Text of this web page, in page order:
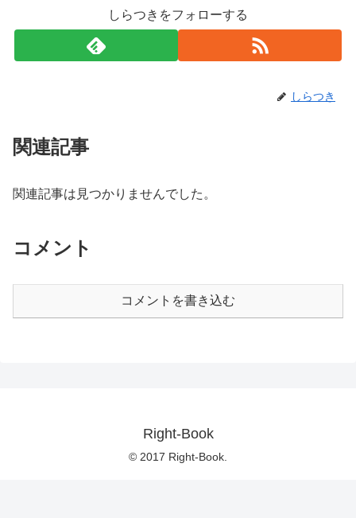
しらつきをフォローする
しらつき
関連記事
関連記事は見つかりませんでした。
コメント
コメントを書き込む
Right-Book
© 2017 Right-Book.